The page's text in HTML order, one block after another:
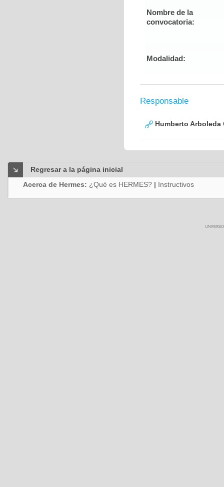
Nombre de la
convocatoria:
Modalidad:
Responsable
Humberto Arboleda
Regresar a la página inicial
Acerca de Hermes: ¿Qué es HERMES? | Instructivos